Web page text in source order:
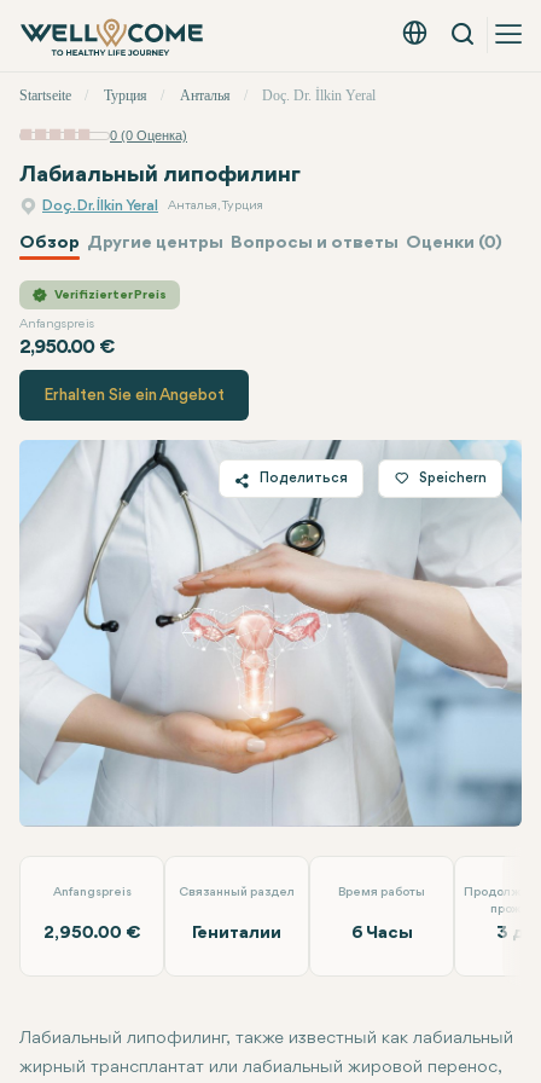
Русский - EUR
Вызов
меню
Startseite Турция Анталья Doç. Dr. İlkin Yeral
0 (0 Оценка)
Лабиальный липофилинг
Doç. Dr. İlkin Yeral Анталья, Турция
Обзор Другие центры Вопросы и ответы Оценки (0)
Verifizierter Preis
Anfangspreis
2,950.00 €
Doç. Dr. İlkin YeralЦена
Erhalten Sie ein Angebot
Поделиться
Twitter
Facebook
Linkedin
WhatsApp
Telegram
Электронная почта
Speichern
Anfangspreis
2,950.00 €
Связанный раздел
Гениталии
Время работы
6 Часы 3
Лабиальный липофилинг, также известный как лабиальный
жирный трансплантат или лабиальный жировой перенос,